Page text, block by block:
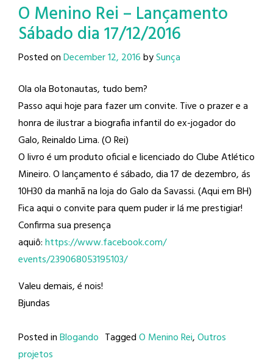
O Menino Rei – Lançamento
Sábado dia 17/12/2016
Posted onDecember 12, 2016bySunça
Ola ola Botonautas, tudo bem?
Passo aqui hoje para fazer um convite. Tive o prazer e a
honra de ilustrar a biografia infantil do ex-jogador do
Galo, Reinaldo Lima​. (O Rei)
O livro é um produto oficial e licenciado do Clube Atlético
Mineiro​. O lançamento é sábado, dia 17 de dezembro, ás
10H30 da manhã na loja do Galo da Savassi. (Aqui em BH)
Fica aqui o convite para quem puder ir lá me prestigiar!
Confirma sua presença
aquiô:https://www.facebook.com/
events/239068053195103/
Valeu demais, é nois!
Bjundas
Posted inBlogando TaggedO Menino Rei,Outros
projetos